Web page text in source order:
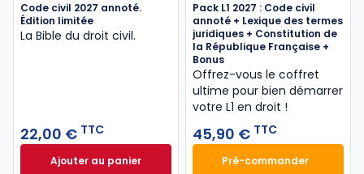
Code civil 2027 annoté.
Édition limitée
La Bible du droit civil.
22,00 € TTC
Ajouter au panierCode civil 2027 annoté. Édition limitée à 22,00 € TTC
Pack L1 2027 : Code civil
annoté + Lexique des termes
juridiques + Constitution de
la République Française +
Bonus
Offrez-vous le coffret
ultime pour bien démarrer
votre L1 en droit !
45,90 € TTC
Pré-commander
Pack L1 2027 :